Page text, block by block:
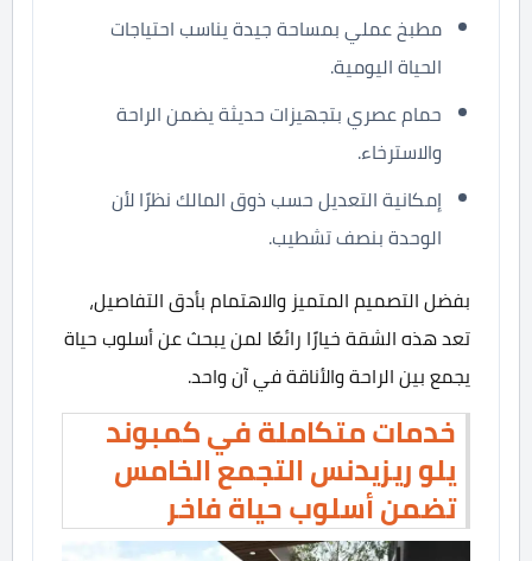
مطبخ عملي بمساحة جيدة يناسب احتياجات
الحياة اليومية.
حمام عصري بتجهيزات حديثة يضمن الراحة
والاسترخاء.
إمكانية التعديل حسب ذوق المالك نظرًا لأن
الوحدة بنصف تشطيب.
بفضل التصميم المتميز والاهتمام بأدق التفاصيل،
تعد هذه الشقة خيارًا رائعًا لمن يبحث عن أسلوب حياة
يجمع بين الراحة والأناقة في آن واحد.
خدمات متكاملة في كمبوند
يلو ريزيدنس التجمع الخامس
تضمن أسلوب حياة فاخر